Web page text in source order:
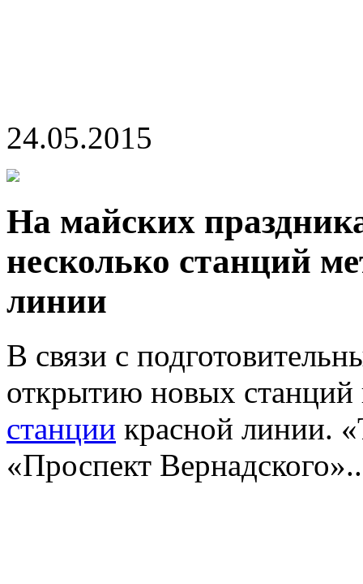
24.05.2015
На майских
несколько станций
линии
В связи с
открытию новых
станции красной линии.
«Проспект